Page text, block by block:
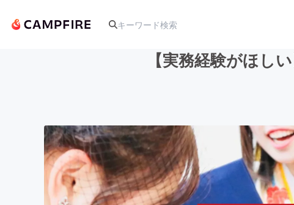
アート・写真
テクノロジー・ガジェット
【実務経験がほし